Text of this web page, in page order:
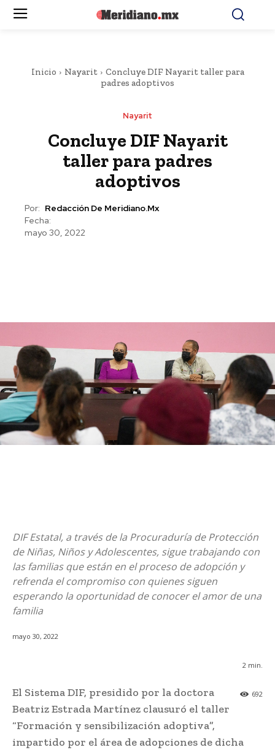
Inicio Nayarit
Concluye DIF Nayarit taller para
padres adoptivos
Nayarit
Concluye DIF Nayarit
taller para padres
adoptivos
Por: Redacción De Meridiano.mx
Fecha:
mayo 30, 2022
DIF Estatal, a través de la Procuraduría de Protección
de Niñas, Niños y Adolescentes, sigue trabajando con
las familias que están en el proceso de adopción y
refrenda el compromiso con quienes siguen
esperando la oportunidad de conocer el amor de una
familia
mayo 30, 2022
2 min.
692
El Sistema DIF, presidido por la doctora
Beatriz Estrada Martínez clausuró el taller
“Formación y sensibilización adoptiva”,
impartido por el área de adopciones de dicha